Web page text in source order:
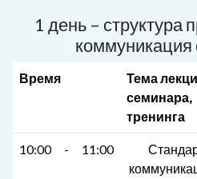
1 день – структура
коммуникация
Время
Тема
семинара,
тренинга
10:00 - 11:00